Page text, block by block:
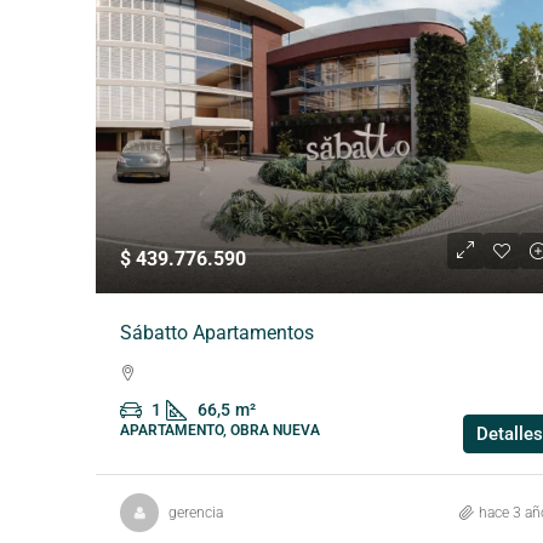
$ 439.776.590
Sábatto Apartamentos
1 66,5 m²
APARTAMENTO, OBRA NUEVA Detalles
gerencia hace 3